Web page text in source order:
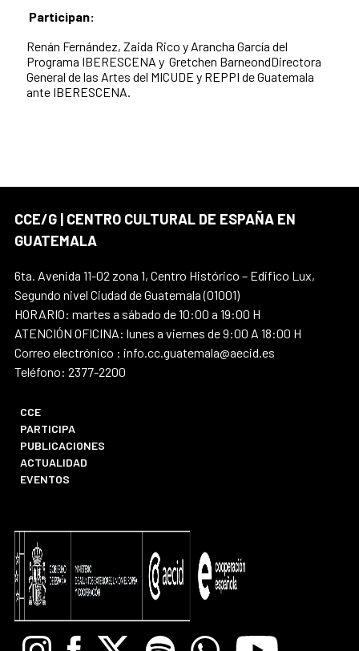
Participan:
Renán Fernández, Zaida Rico y Arancha García del
Programa IBERESCENA y Gretchen BarneondDirectora
General de las Artes del MICUDE y REPPI de Guatemala
ante IBERESCENA.
CCE/G | CENTRO CULTURAL DE ESPAÑA EN
GUATEMALA
6ta. Avenida 11-02 zona 1, Centro Histórico – Edifico Lux,
Segundo nivel Ciudad de Guatemala (01001)
HORARIO: martes a sábado de 10:00 a 19:00 H
ATENCIÓN OFICINA: lunes a viernes de 9:00 A 18:00 H
Correo electrónico : info.cc.guatemala@aecid.es
Teléfono: 2377-2200
CCE
PARTICIPA
PUBLICACIONES
ACTUALIDAD
EVENTOS
InstagramFacebook
X Spotify WhatsappYoutube